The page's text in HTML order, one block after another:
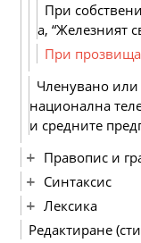
При
а, “Железният
При прозвища
Членувано или
национална
и средните
Правопис и
Синтаксис
Лексика
Редактиране